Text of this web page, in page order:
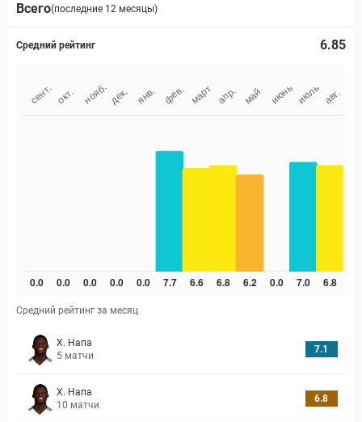
Всего(последние 12 месяцы)
Средний рейтинг 6.85
Средний рейтинг за месяц
Х. Напа
5 матчи
7.1
Х. Напа
10 матчи
6.8